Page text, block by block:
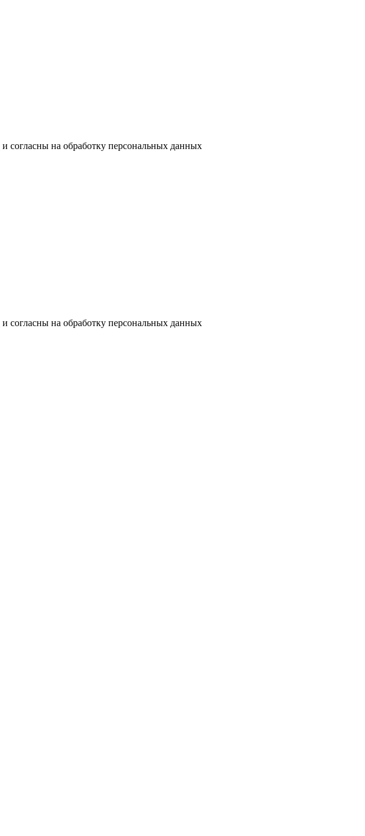
и согласны на обработку персональных данных
и согласны на обработку персональных данных